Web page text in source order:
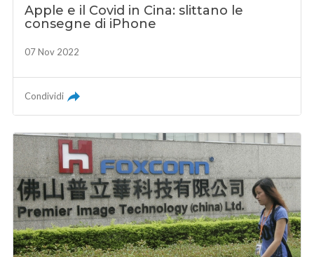
Apple e il Covid in Cina: slittano le
consegne di iPhone
07 Nov 2022
Condividi